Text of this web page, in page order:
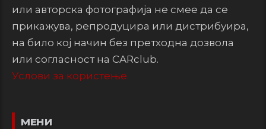
или авторска фотографија не смее да се
прикажува, репродуцира или дистрибуира,
на било кој начин без претходна дозвола
или согласност на CARclub.
Услови за користење.
МЕНИ